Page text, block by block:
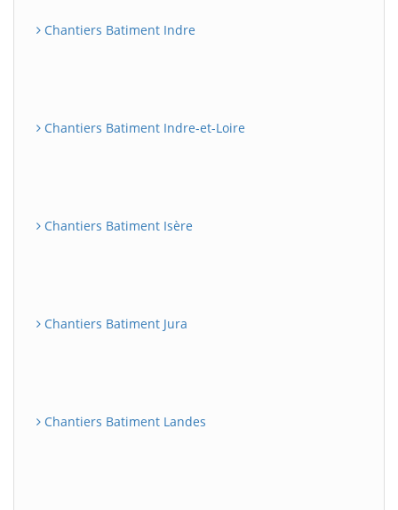
Chantiers Batiment Indre
Chantiers Batiment Indre-et-Loire
Chantiers Batiment Isère
Chantiers Batiment Jura
Chantiers Batiment Landes